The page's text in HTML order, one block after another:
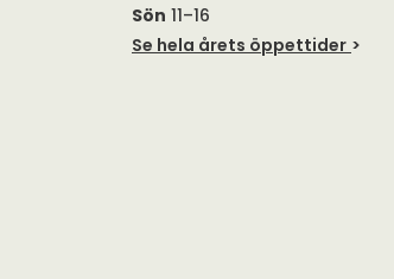
Sön 11–16
Se hela årets öppettider >